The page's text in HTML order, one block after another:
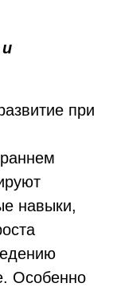
при
навыки,
Особенно